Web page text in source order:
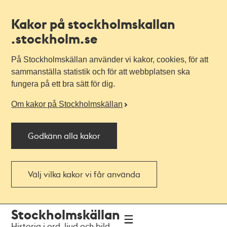
Kakor på stockholmskallan
.stockholm.se
På Stockholmskällan använder vi kakor, cookies, för att
sammanställa statistik och för att webbplatsen ska
fungera på ett bra sätt för dig.
Om kakor på Stockholmskällan
Godkänn alla kakor
Välj vilka kakor vi får använda
navigationen
huvudinnehållet
Stockholmskällan